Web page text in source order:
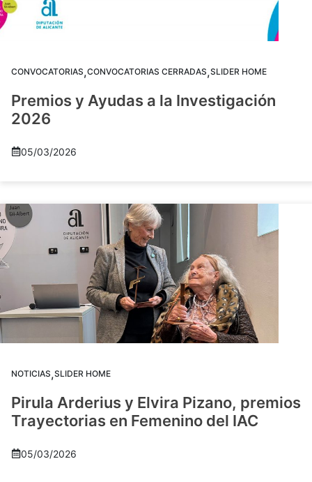
CONVOCATORIAS,CONVOCATORIAS CERRADAS,SLIDER HOME
Premios y Ayudas a la Investigación
2026
05/03/2026
NOTICIAS,SLIDER HOME
Pirula Arderius y Elvira Pizano, premios
Trayectorias en Femenino del IAC
05/03/2026